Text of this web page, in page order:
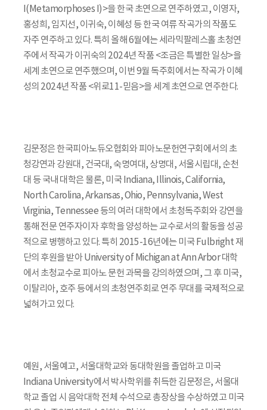
I(Metamorphoses I)>을 한국 초연으로 연주하였고, 이영자,
홍성희, 임지선, 이귀숙, 이혜성 등 한국 여류 작곡가의 작품도
자주 연주하고 있다. 특히 올해 6월에는 세라믹팔레스홀 초청연
주에서 작곡가 이귀숙의 2024년 작품 <조금은 특별한 일상>을
세계 초연으로 연주했으며, 이번 9월 독주회에서는 작곡가 이혜
성의 2024년 작품 <위로11-믿음>을 세계 초연으로 연주한다.
김문정은 한국피아노듀오협회와 피아노문헌연구회에서의 초
청강연과 강원대, 건국대, 숙명여대, 상명대, 서울시립대, 순천
대 등 국내 대학은 물론, 미국 Indiana, Illinois, California,
North Carolina, Arkansas, Ohio, Pennsylvania, West
Virginia, Tennessee 등의 여러 대학에서 초청독주회와 강연을
통해 전문 연주자이자 후학을 양성하는 교수로서의 활동을 성공
적으로 병행하고 있다. 특히 2015-16년에는 미국 Fulbright 재
단의 후원을 받아 University of Michigan at Ann Arbor 대학
에서 초청교수로 피아노 문헌 과목을 강의하였으며, 그 후 미국,
이탈리아, 호주 등에서의 초청연주회로 연주 무대를 국제적으로
넓혀가고 있다.
예원, 서울예고, 서울대학교와 동대학원을 졸업하고 미국
Indiana University에서 박사학위를 취득한 김문정은, 서울대
학교 졸업 시 음악대학 전체 수석으로 총장상을 수상하였고 미국